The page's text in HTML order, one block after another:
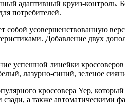
адаптивный круиз-
потребителей.
собой усовершенствованную
Добавление двух
успешной линейки
лазурно-синий, зеленое
кроссовера Yep,
а также